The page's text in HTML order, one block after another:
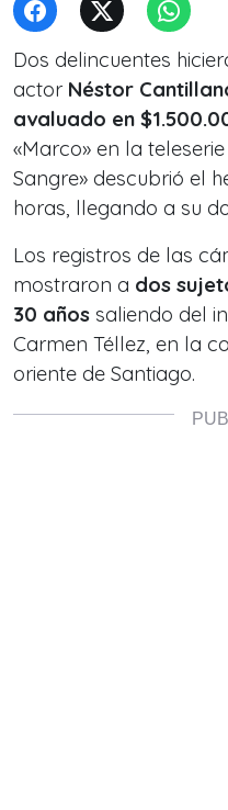
Dos delincuentes
actor Néstor
avaluado en
«Marco» en la
Sangre» descubrió el
horas, llegando a su
Los registros de las
mostraron a dos
30 años saliendo del
Carmen Téllez, en la
oriente de Santiago.